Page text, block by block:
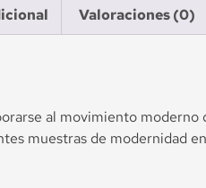
Valoraciones (0)
al movimiento
muestras de modernidad